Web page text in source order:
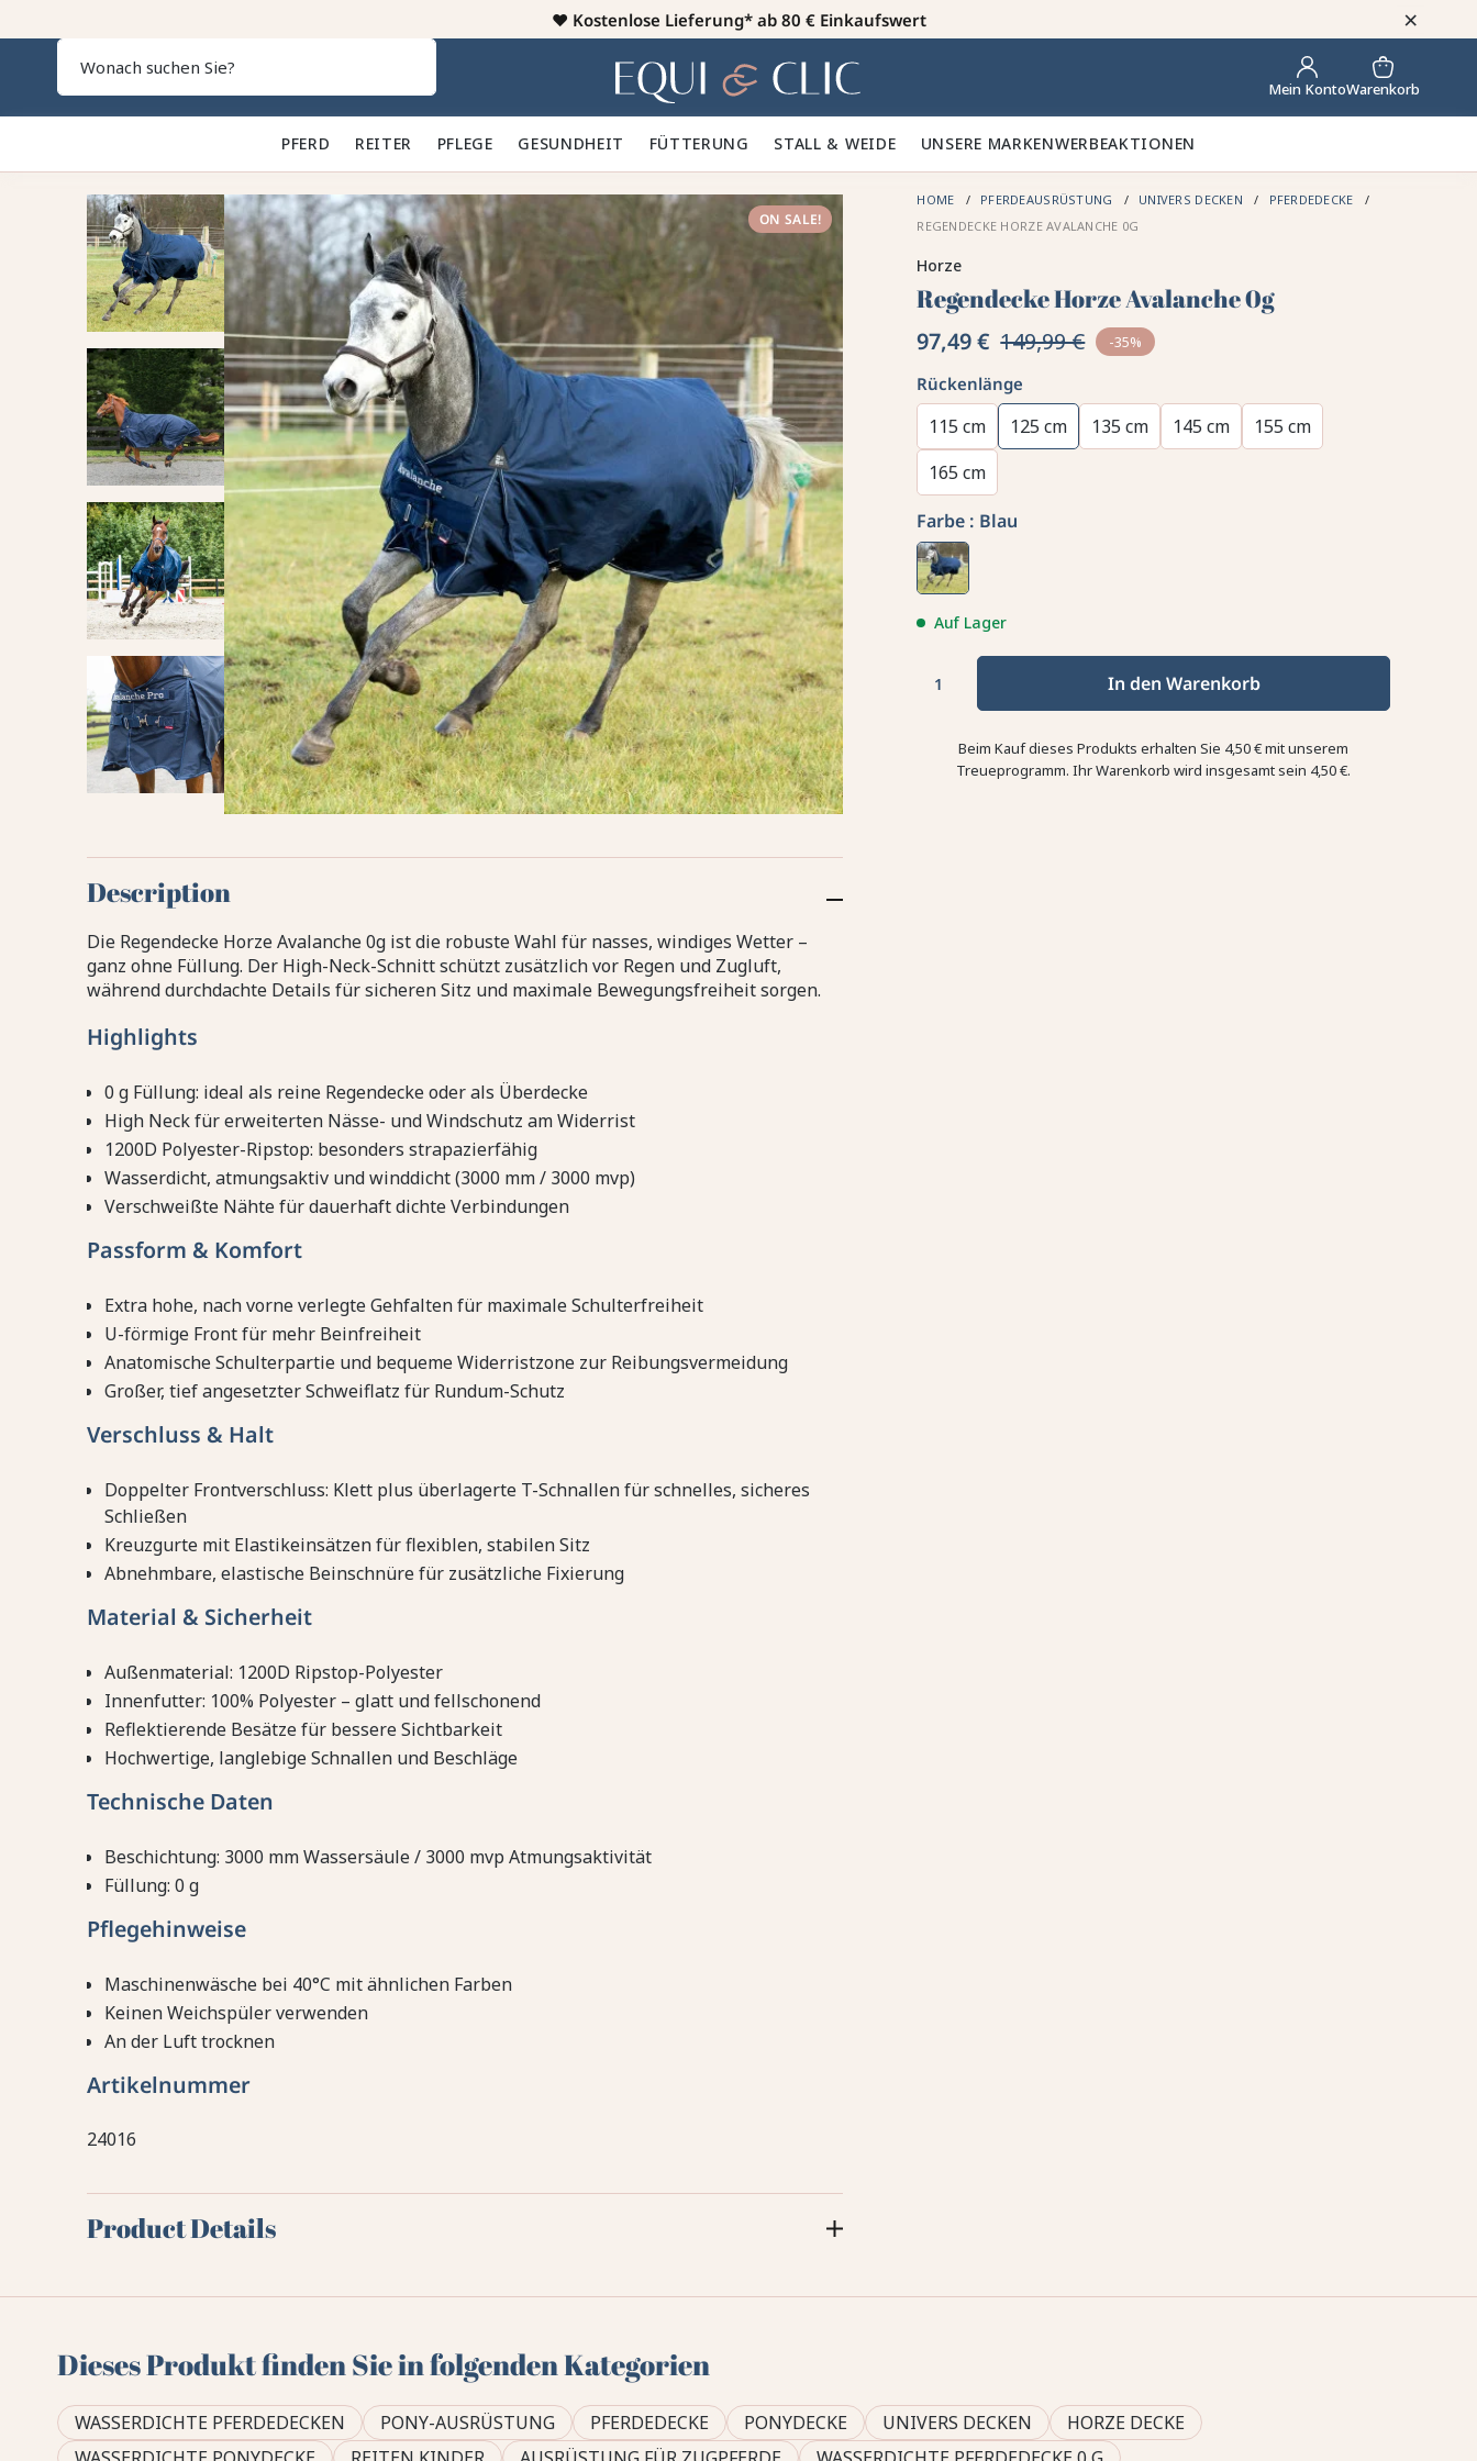
♥️ Kostenlose Lieferung* ab 80 € Einkaufswert ×
Heim Mein KontoWarenkorb
PFERD 🐎 REITER 👕 PFLEGE 🪮 GESUNDHEIT ✨ FÜTTERUNG 🥕 STALL & WEIDE 🍃 UNSERE MARKENWERBEAKTIONEN
ON SALE!
HOME PFERDEAUSRÜSTUNG UNIVERS DECKEN
PFERDEDECKE
REGEN­DECKE HORZE AVALANCHE 0G
Horze
Regen­decke Horze Avalanche 0g
97,49 € 149,99 € -35%
Rückenlänge
115 cm 125 cm 135 cm 145 cm
155 cm
165 cm
Farbe : Blau
Auf Lager
In den Warenkorb
Beim Kauf dieses Produkts erhalten Sie 4,50 €mit unserem
Treueprogramm. Ihr Warenkorb wird insgesamt sein 4,50 €.
Description
Die Regendecke Horze Avalanche 0g ist die robuste Wahl für nasses, windiges Wetter –
ganz ohne Füllung. Der High-Neck-Schnitt schützt zusätzlich vor Regen und Zugluft,
während durchdachte Details für sicheren Sitz und maximale Bewegungsfreiheit sorgen.
Highlights
0 g Füllung: ideal als reine Regendecke oder als Überdecke
High Neck für erweiterten Nässe- und Windschutz am Widerrist
1200D Polyester-Ripstop: besonders strapazierfähig
Wasserdicht, atmungsaktiv und winddicht (3000 mm / 3000 mvp)
Verschweißte Nähte für dauerhaft dichte Verbindungen
Passform & Komfort
Extra hohe, nach vorne verlegte Gehfalten für maximale Schulterfreiheit
U-förmige Front für mehr Beinfreiheit
Anatomische Schulterpartie und bequeme Widerristzone zur Reibungsvermeidung
Großer, tief angesetzter Schweiflatz für Rundum-Schutz
Verschluss & Halt
Doppelter Frontverschluss: Klett plus überlagerte T-Schnallen für schnelles, sicheres
Schließen
Kreuzgurte mit Elastikeinsätzen für flexiblen, stabilen Sitz
Abnehmbare, elastische Beinschnüre für zusätzliche Fixierung
Material & Sicherheit
Außenmaterial: 1200D Ripstop-Polyester
Innenfutter: 100% Polyester – glatt und fellschonend
Reflektierende Besätze für bessere Sichtbarkeit
Hochwertige, langlebige Schnallen und Beschläge
Technische Daten
Beschichtung: 3000 mm Wassersäule / 3000 mvp Atmungsaktivität
Füllung: 0 g
Pflegehinweise
Maschinenwäsche bei 40°C mit ähnlichen Farben
Keinen Weichspüler verwenden
An der Luft trocknen
Artikelnummer
24016
Product Details
Dieses Produkt finden Sie in folgenden Kategorien
WASSERDICHTE PFERDEDECKEN PONY-AUSRÜSTUNG PFERDEDECKE PONYDECKE UNIVERS DECKEN
HORZE DECKE